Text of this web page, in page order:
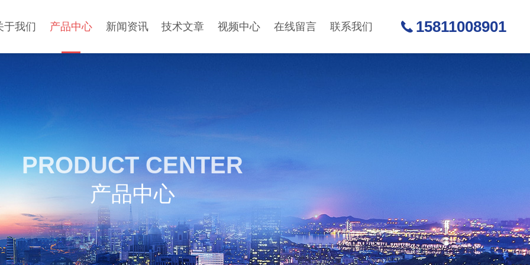
于我们 产品中心 新闻资讯 技术文章 视频中心 在线留言 联系我们 15811008901
PRODUCT CENTER
产品中心